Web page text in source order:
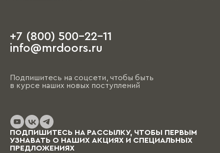
На этапе чистовой отделки дизайнер
выезжает на объект и предлагает вариант,
стен, напольные покрытия и т.д. При этом
необходимо помнить, что на отрисовку,
обсуждение и согласование проекта и на
выбранных материалов и коллекции), и какое-
то время Вам в этом случае придется пожить
без мебели.
+7 (800) 500-22-11
info@mrdoors.ru
Подпишитесь на соцсети, чтобы быть
в курсе наших новых поступлений
ПОДПИШИТЕСЬ НА РАССЫЛКУ, ЧТОБЫ ПЕРВЫМ
УЗНАВАТЬ О НАШИХ АКЦИЯХ И СПЕЦИАЛЬНЫХ
ПРЕДЛОЖЕНИЯХ